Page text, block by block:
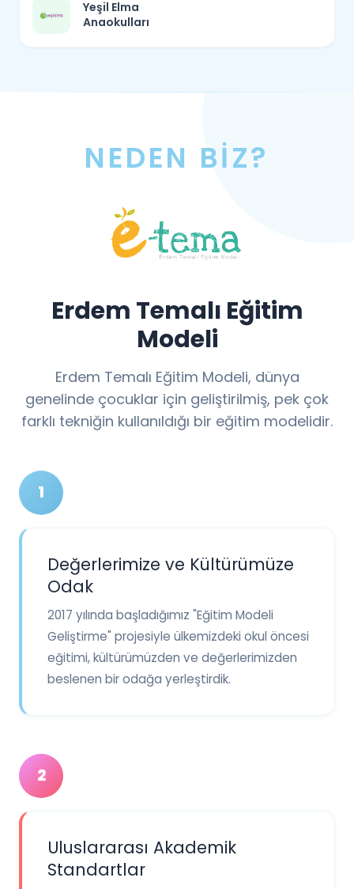
Yeşil Elma
Anaokulları
NEDEN BİZ?
Erdem Temalı Eğitim
Modeli
Erdem Temalı Eğitim Modeli, dünya
genelinde çocuklar için geliştirilmiş, pek çok
farklı tekniğin kullanıldığı bir eğitim modelidir.
1
Değerlerimize ve Kültürümüze
Odak
2017 yılında başladığımız "Eğitim Modeli
Geliştirme" projesiyle ülkemizdeki okul öncesi
eğitimi, kültürümüzden ve değerlerimizden
beslenen bir odağa yerleştirdik.
2
Uluslararası Akademik
Standartlar